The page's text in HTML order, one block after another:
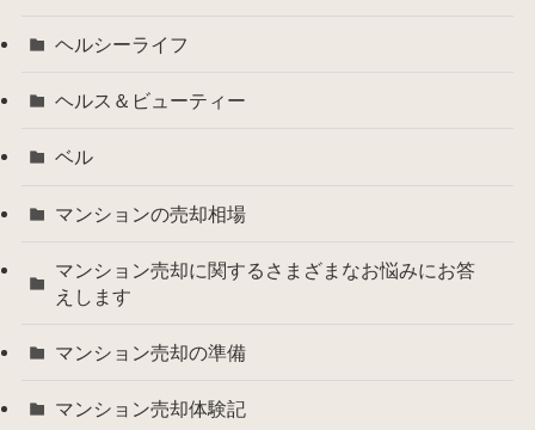
ヘルシーライフ
ヘルス＆ビューティー
ベル
マンションの売却相場
マンション売却に関するさまざまなお悩みにお答
えします
マンション売却の準備
マンション売却体験記